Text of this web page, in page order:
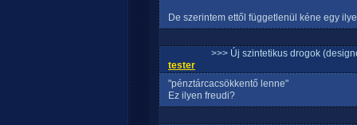
De szerintem ettől függetlenül kéne egy
>>> Új szintetikus drogok
tester
"pénztárcacsökkentő lenne"
Ez ilyen freudi?